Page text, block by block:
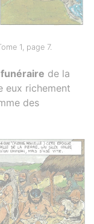
1, page 7.
de la
eux richement
des